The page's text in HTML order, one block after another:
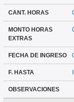
CANT. HORAS
MONTO HORAS
EXTRAS
FECHA DE INGRESO
F. HASTA
OBSERVACIONES